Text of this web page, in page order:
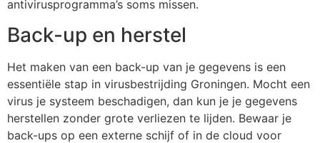
antivirusprogramma’s soms missen.
Back-up en herstel
Het maken van een back-up van je gegevens is een
essentiële stap in virusbestrijding Groningen. Mocht een
virus je systeem beschadigen, dan kun je je gegevens
herstellen zonder grote verliezen te lijden. Bewaar je
back-ups op een externe schijf of in de cloud voor